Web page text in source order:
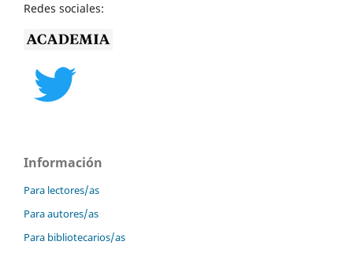
Redes sociales:
Información
Para lectores/as
Para autores/as
Para bibliotecarios/as